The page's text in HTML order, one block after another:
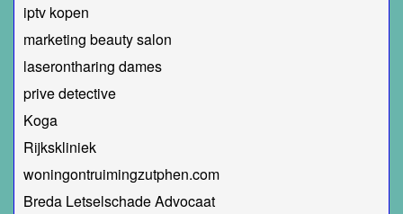
iptv kopen
marketing beauty salon
laserontharing dames
prive detective
Koga
Rijkskliniek
woningontruimingzutphen.com
Breda Letselschade Advocaat